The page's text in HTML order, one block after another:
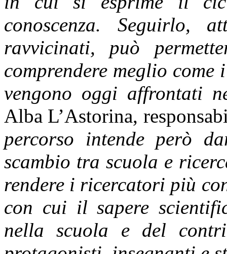
conoscenza. Seguirlo,
ravvicinati, può
comprendere meglio
vengono oggi affrontati
Alba L’Astorina,
percorso intende però
scambio tra scuola e
rendere i ricercatori più
con cui il sapere
nella scuola e del